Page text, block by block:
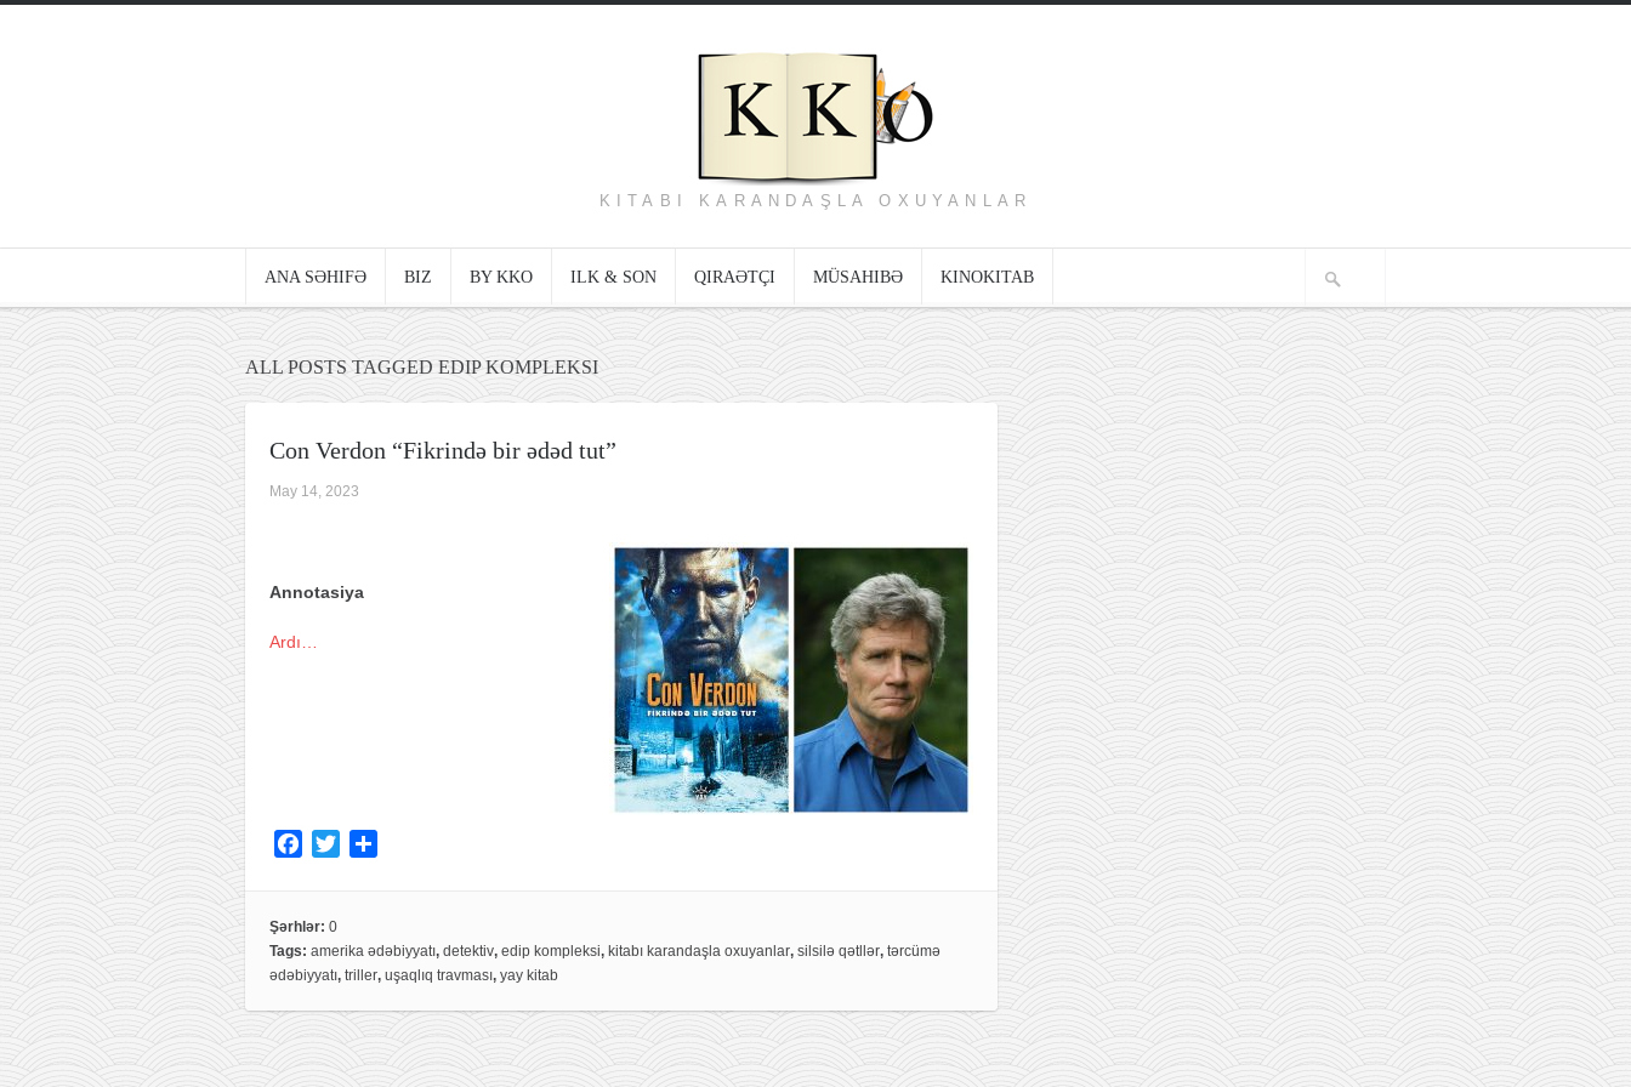
KITABI KARANDAŞLA OXUYANLAR
ANA SƏHIFƏ BIZ BY KKO ILK & SON QIRAƏTÇI MÜSAHIBƏ KINOKITAB
ALL POSTS TAGGED EDIP KOMPLEKSI
Con Verdon “Fikrində bir ədəd tut”
May 14, 2023
Annotasiya
Ardı…
e
b
o
o
t
e
r
e
Şərhlər: 0
Tags: amerika ədəbiyyatı, detektiv, edip kompleksi, kitabı karandaşla oxuyanlar, silsilə qətllər, tərcümə
ədəbiyyatı, triller, uşaqlıq travması, yay kitab